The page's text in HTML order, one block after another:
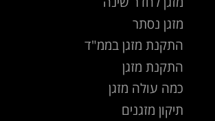
מזגן נסתר
התקנת מזגן בממ"ד
התקנת מזגן
כמה עולה מזגן
תיקון מזגנים